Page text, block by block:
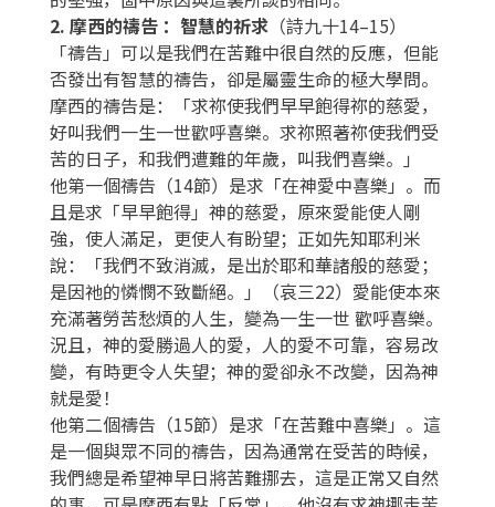
2. 摩西的禱告 ：智慧的祈求（詩九十14–15）
「禱告」可以是我們在苦難中很自然的反應，但能
否發出有智慧的禱告，卻是屬靈生命的極大學問。
摩西的禱告是：「求祢使我們早早飽得祢的慈愛，
好叫我們一生一世歡呼喜樂。求祢照著祢使我們受
苦的日子，和我們遭難的年歲，叫我們喜樂。」
他第一個禱告（14節）是求「在神愛中喜樂」。而
且是求「早早飽得」神的慈愛，原來愛能使人剛
強，使人滿足，更使人有盼望；正如先知耶利米
說：「我們不致消滅，是出於耶和華諸般的慈愛；
是因祂的憐憫不致斷絕。」（哀三22）愛能使本來
充滿著勞苦愁煩的人生，變為一生一世 歡呼喜樂。
況且，神的愛勝過人的愛，人的愛不可靠，容易改
變，有時更令人失望；神的愛卻永不改變，因為神
就是愛！
他第二個禱告（15節）是求「在苦難中喜樂」。這
是一個與眾不同的禱告，因為通常在受苦的時候，
我們總是希望神早日將苦難挪去，這是正常又自然